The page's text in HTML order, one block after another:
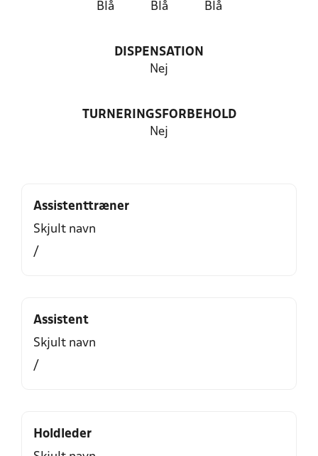
Blå Blå Blå
DISPENSATION
Nej
TURNERINGSFORBEHOLD
Nej
Assistenttræner
Skjult navn
/
Assistent
Skjult navn
/
Holdleder